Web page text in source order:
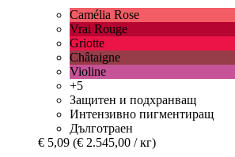
Camélia Rose
Vrai Rouge
Griotte
Châtaigne
Violine
+5
Защитен и подхранващ
Интензивно пигментиращ
Дълготраен
€ 5,09 (€ 2.545,00 / кг)